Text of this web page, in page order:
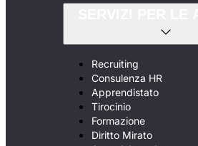
Recruiting
Consulenza HR
Apprendistato
Tirocinio
Formazione
Diritto Mirato